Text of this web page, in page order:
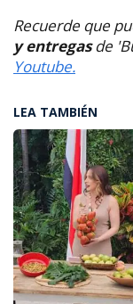
Recuerde que
y entregasde
Youtube.
LEA TAMBIÉN